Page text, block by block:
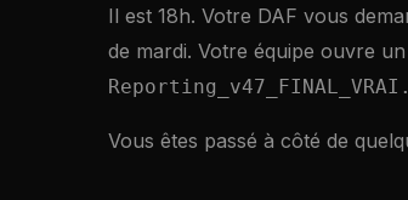
Il est 18h. Votre DAF vous
de mardi. Votre équipe ouvre
Vous êtes passé à côté de